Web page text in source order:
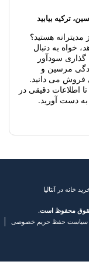
ترکیه بیابید
هستید؟
خواه به دنبال
گذاری سودآور
مرسین و
می دانید.
تا اطلاعات دقیقی در
دست آورید.
سیاست حفظ حریم خصوصی